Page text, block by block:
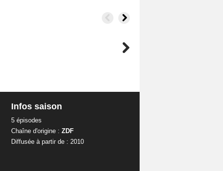
Infos saison
5 épisodes
Chaîne d'origine : ZDF
Diffusée à partir de : 2010